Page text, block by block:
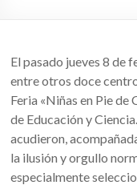
El pasado jueves 8 de
entre otros doce
Feria «Niñas en Pie
de Educación y
acudieron,
la ilusión y orgullo
especialmente